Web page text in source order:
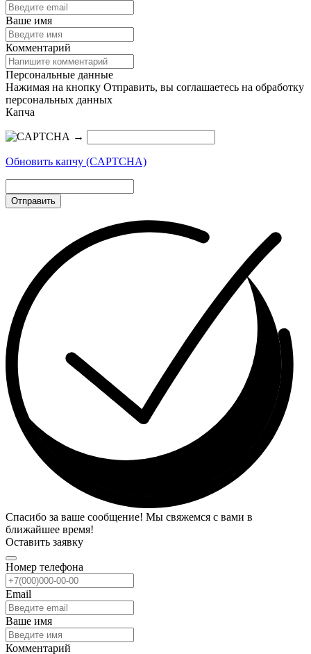
Ваше имя
Комментарий
Персональные данные
Нажимая на кнопку Отправить, вы соглашаетесь на обработку
персональных данных
Капча
→
Обновить капчу (CAPTCHA)
Отправить
Спасибо за ваше сообщение! Мы свяжемся с вами в
ближайшее время!
Оставить заявку
Номер телефона
Email
Ваше имя
Комментарий